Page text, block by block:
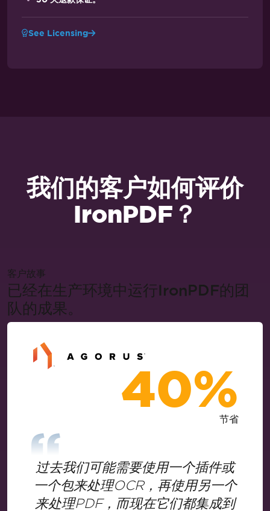
See Licensing
我们的客户如何评价
IronPDF？
客户故事
已经在生产环境中运行IronPDF的团
队的成果。
40%
节省
过去我们可能需要使用一个插件或
一个包来处理OCR，再使用另一个
来处理PDF，而现在它们都集成到